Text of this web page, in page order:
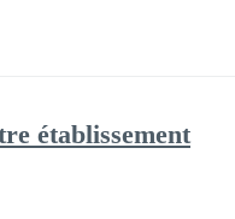
établissement